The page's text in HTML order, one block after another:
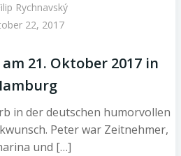
Rychnavský
22, 2017
21. Oktober 2017 in
in der deutschen humorvollen
Peter war Zeitnehmer,
und […]